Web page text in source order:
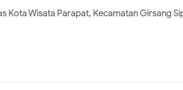
Kota Wisata Parapat, Kecamatan Girsang